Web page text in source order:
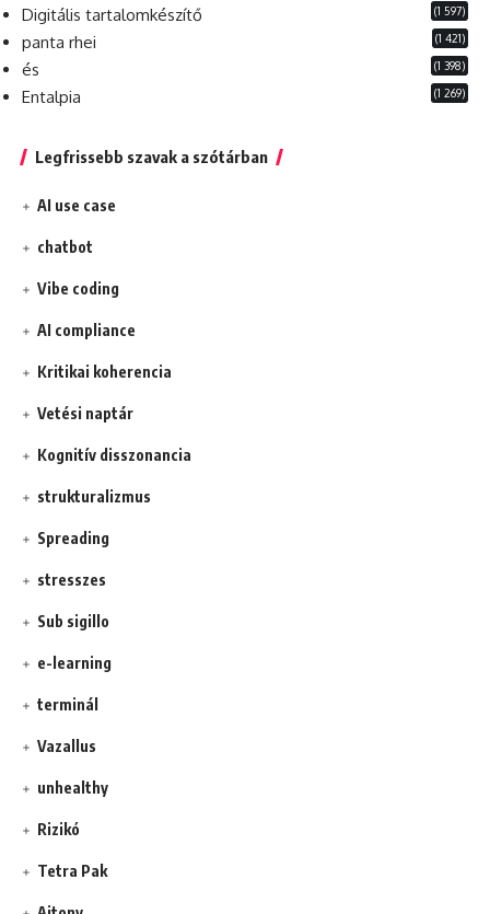
Digitális tartalomkészítő (1 597)
panta rhei (1 421)
és (1 398)
Entalpia (1 269)
Legfrissebb szavak a szótárban
AI use case
chatbot
Vibe coding
AI compliance
Kritikai koherencia
Vetési naptár
Kognitív disszonancia
strukturalizmus
Spreading
stresszes
Sub sigillo
e-learning
terminál
Vazallus
unhealthy
Rizikó
Tetra Pak